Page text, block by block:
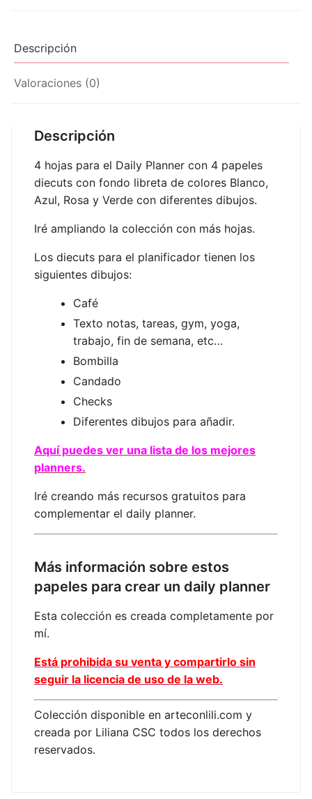
Descripción
Valoraciones (0)
Descripción
4 hojas para el Daily Planner con 4 papeles
diecuts con fondo libreta de colores Blanco,
Azul, Rosa y Verde con diferentes dibujos.
Iré ampliando la colección con más hojas.
Los diecuts para el planificador tienen los
siguientes dibujos:
Café
Texto notas, tareas, gym, yoga,
trabajo, fin de semana, etc…
Bombilla
Candado
Checks
Diferentes dibujos para añadir.
Aquí puedes ver una lista de los mejores
planners.
Iré creando más recursos gratuitos para
complementar el daily planner.
Más información sobre estos
papeles para crear un daily planner
Esta colección es creada completamente por
mí.
Está prohibida su venta y compartirlo sin
seguir la licencia de uso de la web.
Colección disponible en arteconlili.com y
creada por Liliana CSC todos los derechos
reservados.